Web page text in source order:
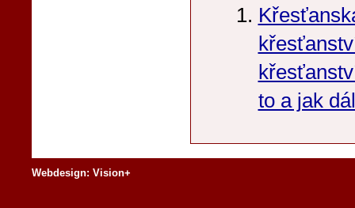
to a jak
Webdesign: Vision+